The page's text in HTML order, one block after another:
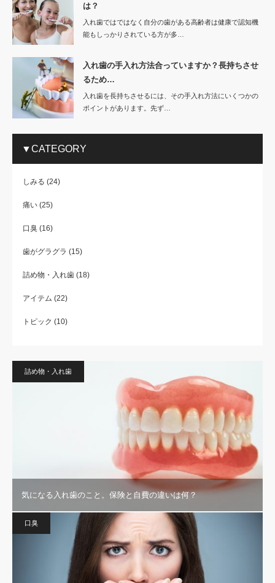
は？
入れ歯ではではなく自分の歯がある高齢者は健康で認知機
能もしっかりされている方が多…
入れ歯の手入れ方法合っていますか？長持ちさせ
るため…
入れ歯を長持ちさせるには、その手入れ方法にいくつかの
ポイントがあります。先ず…
▼CATEGORY
しみる (24)
痛い (25)
口臭 (16)
歯がグラグラ (15)
詰め物・入れ歯 (18)
アイテム (22)
トピック (10)
詰め物・入れ歯
気になる入れ歯のこと。保険と自費の違いは何？
口臭